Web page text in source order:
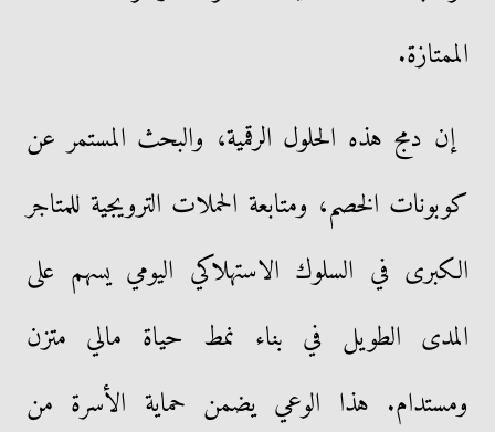
الممتازة.
​إن دمج هذه الحلول الرقمية، والبحث المستمر عن
كوبونات الخصم، ومتابعة الحملات الترويجية للمتاجر
الكبرى في السلوك الاستهلاكي اليومي يسهم على
المدى الطويل في بناء نمط حياة مالي متزن
ومستدام. هذا الوعي يضمن حماية الأسرة من